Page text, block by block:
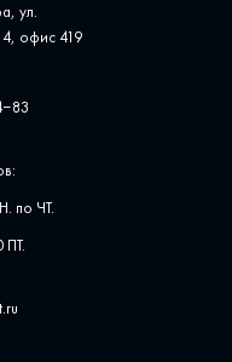
ул.
офис ​419
по ЧТ.
ПТ.